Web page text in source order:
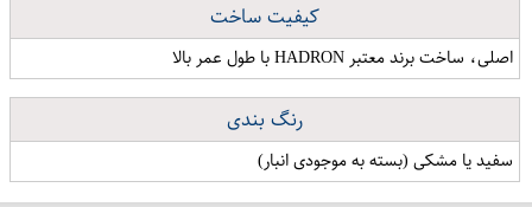
کیفیت ساخت
اصلی، ساخت برند معتبر HADRON با طول عمر بالا
رنگ بندی
سفید یا مشکی (بسته به موجودی انبار)